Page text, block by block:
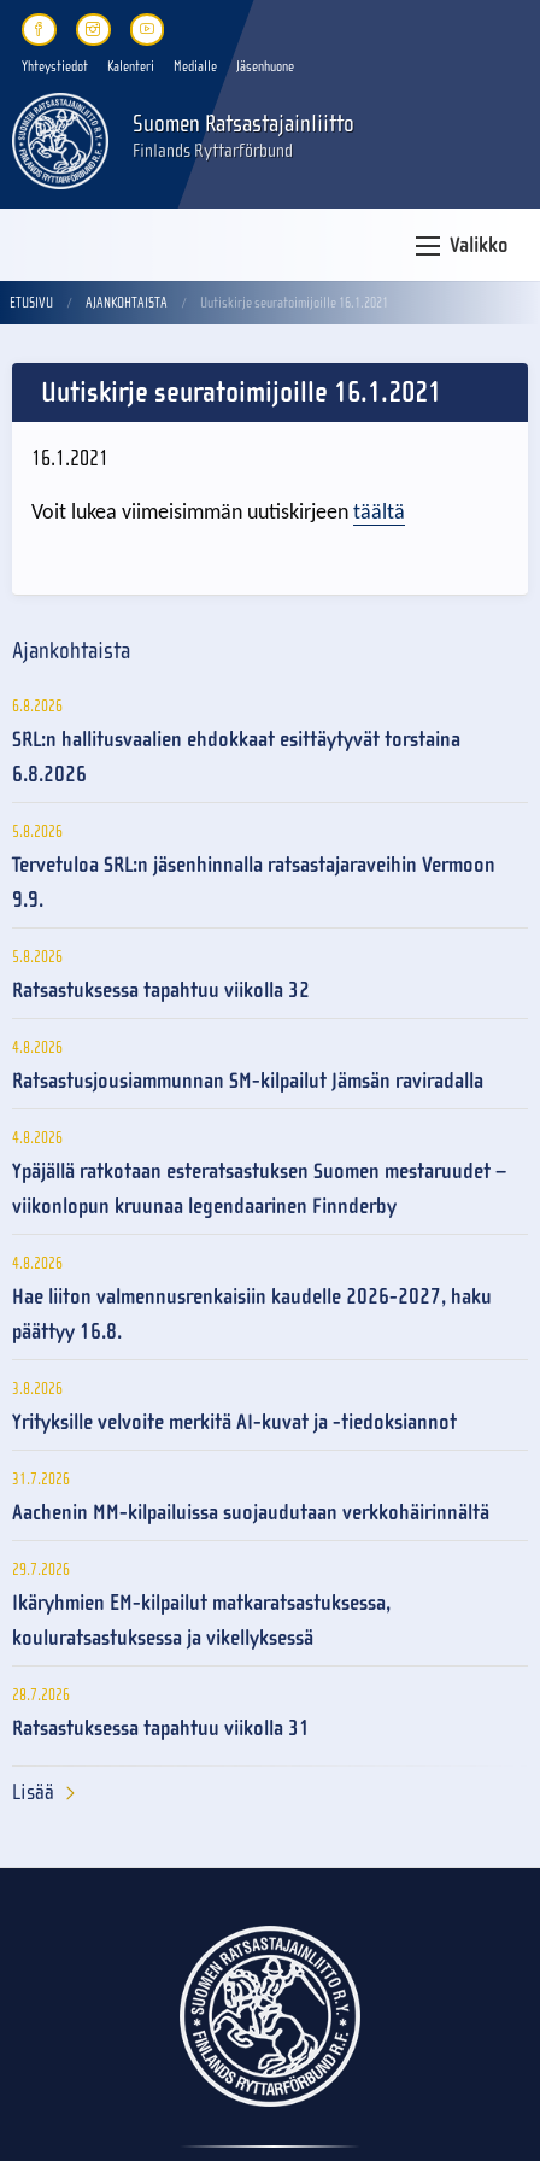
Yhteystiedot Kalenteri Medialle Jäsenhuone
Suomen Ratsastajainliitto
Finlands Ryttarförbund
Valikko
ETUSIVU AJANKOHTAISTA Uutiskirje seuratoimijoille 16.1.2021
Uutiskirje seuratoimijoille 16.1.2021
16.1.2021
Voit lukea viimeisimmän uutiskirjeen täältä
Ajankohtaista
6.8.2026
SRL:n hallitusvaalien ehdokkaat esittäytyvät torstaina
6.8.2026
5.8.2026
Tervetuloa SRL:n jäsenhinnalla ratsastajaraveihin Vermoon
9.9.
5.8.2026
Ratsastuksessa tapahtuu viikolla 32
4.8.2026
Ratsastusjousiammunnan SM-kilpailut Jämsän raviradalla
4.8.2026
Ypäjällä ratkotaan esteratsastuksen Suomen mestaruudet –
viikonlopun kruunaa legendaarinen Finnderby
4.8.2026
Hae liiton valmennusrenkaisiin kaudelle 2026-2027, haku
päättyy 16.8.
3.8.2026
Yrityksille velvoite merkitä AI-kuvat ja -tiedoksiannot
31.7.2026
Aachenin MM-kilpailuissa suojaudutaan verkkohäirinnältä
29.7.2026
Ikäryhmien EM-kilpailut matkaratsastuksessa,
kouluratsastuksessa ja vikellyksessä
28.7.2026
Ratsastuksessa tapahtuu viikolla 31
Lisää